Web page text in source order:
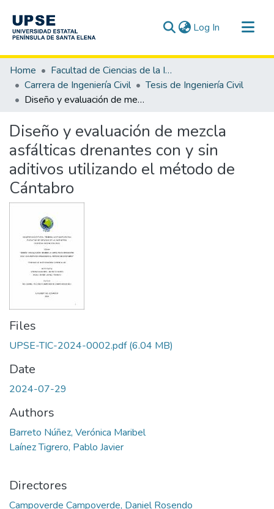
Log In (current)
Communities & Collections
All of DSpace
Statistics
Home
Facultad de Ciencias de la Ingeniería
Carrera de Ingeniería Civil
Tesis de Ingeniería Civil
Diseño y evaluación de mezcla asfálticas drenantes con y sin aditivos utilizando el método de Cántabro
Diseño y evaluación de mezcla
asfálticas drenantes con y sin
aditivos utilizando el método de
Cántabro
Files
UPSE-TIC-2024-0002.pdf(6.04 MB)
Date
2024-07-29
Authors
Barreto Núñez, Verónica Maribel
Laínez Tigrero, Pablo Javier
Directores
Campoverde Campoverde, Daniel Rosendo